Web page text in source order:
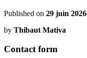
Published on 29 juin 2026
by Thibaut Mativa
Contact form